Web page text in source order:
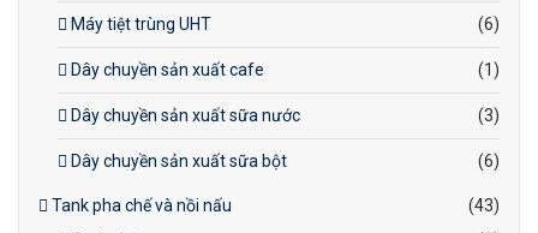
Máy tiệt trùng UHT (6)
Dây chuyền sản xuất cafe (1)
Dây chuyền sản xuất sữa nước (3)
Dây chuyền sản xuất sữa bột (6)
Tank pha chế và nồi nấu
(43)